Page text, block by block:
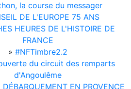
la course du messager
DE L'EUROPE 75 ANS
HEURES DE L'HISTOIRE DE
FRANCE
» #NFTimbre2.2
du circuit des remparts
d'Angoulême
EN PROVENCE